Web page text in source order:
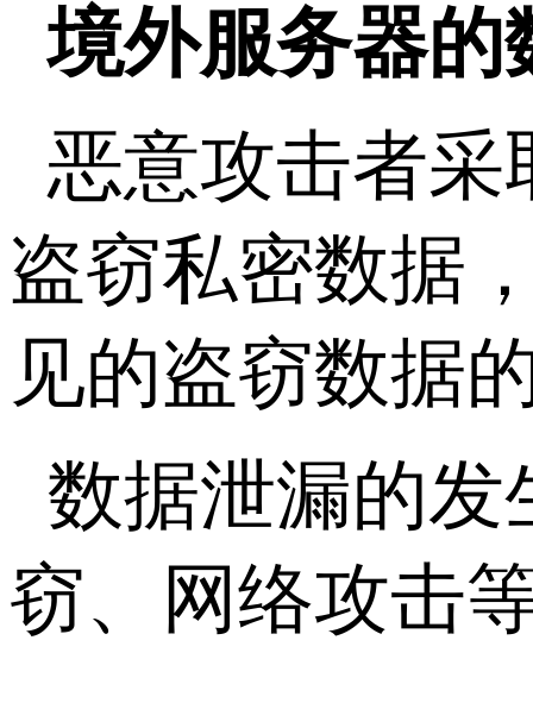
境外服务器的
恶意攻击者采
盗窃私密数据
见的盗窃数据
数据泄漏的发
窃、网络攻击